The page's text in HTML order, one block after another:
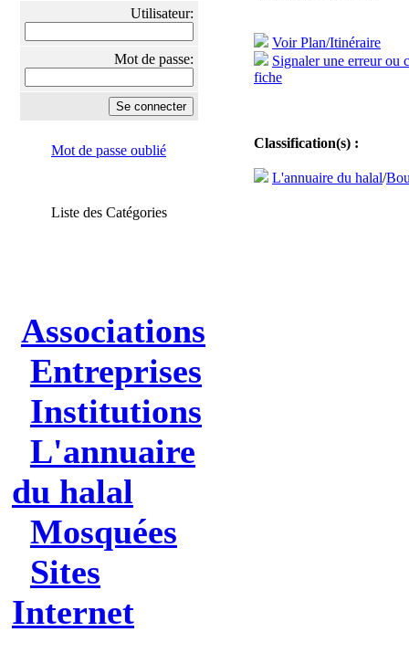
Utilisateur:
Mot de passe:
Mot de passe oublié
Liste des Catégories
Associations
Entreprises
Institutions
L'annuaire
du halal
Mosquées
Sites
Internet
Voir Plan/Itinéraire
Signaler une erreur ou
fiche
Classification(s) :
L'annuaire du halal/